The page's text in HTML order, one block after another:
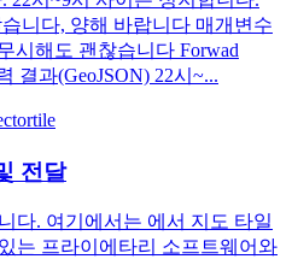
니다, 양해 바랍니다 매개변수
시해도 괜찮습니다 Forwad
결과(GeoJSON) 22시~...
전달
다. 여기에서는 에서 지도 타일
는 프라이에타리 소프트웨어와